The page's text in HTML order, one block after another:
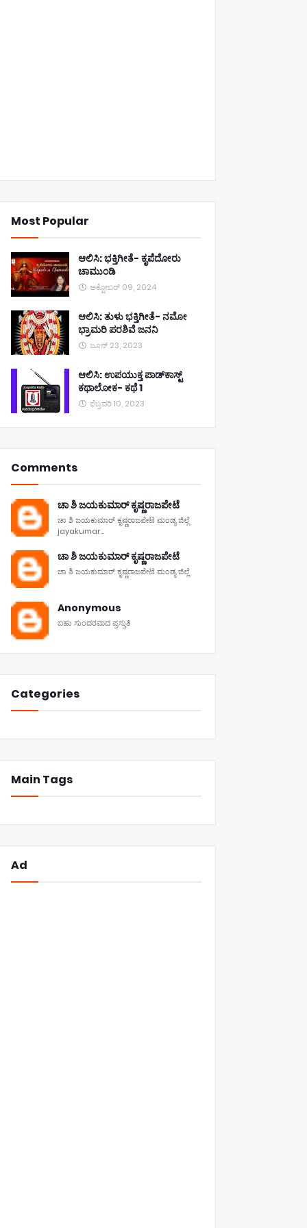
Most Popular
ಆಲಿಸಿ: ಭಕ್ತಿಗೀತೆ- ಕೃಪೆದೋರು
ಚಾಮುಂಡಿ
ಅಕ್ಟೋಬರ್ 09, 2024
ಆಲಿಸಿ: ತುಳು ಭಕ್ತಿಗೀತೆ- ನಮೋ
ಭ್ರಾಮರಿ ಪರಶಿವೆ ಜನನಿ
ಜೂನ್ 23, 2023
ಆಲಿಸಿ: ಉಪಯುಕ್ತ ಪಾಡ್‌ಕಾಸ್ಟ್‌
ಕಥಾಲೋಕ- ಕಥೆ 1
ಫೆಬ್ರವರಿ 10, 2023
Comments
ಚಾ ಶಿ ಜಯಕುಮಾರ್ ಕೃಷ್ಣರಾಜಪೇಟೆ
ಚಾ ಶಿ ಜಯಕುಮಾರ್ ಕೃಷ್ಣರಾಜಪೇಟೆ ಮಂಡ್ಯ ಜಿಲ್ಲೆ
jayakumar...
ಚಾ ಶಿ ಜಯಕುಮಾರ್ ಕೃಷ್ಣರಾಜಪೇಟೆ
ಚಾ ಶಿ ಜಯಕುಮಾರ್ ಕೃಷ್ಣರಾಜಪೇಟೆ ಮಂಡ್ಯ ಜಿಲ್ಲೆ
Anonymous
ಬಹು ಸುಂದರವಾದ ಪ್ರಸ್ತುತಿ
Categories
Main Tags
Ad